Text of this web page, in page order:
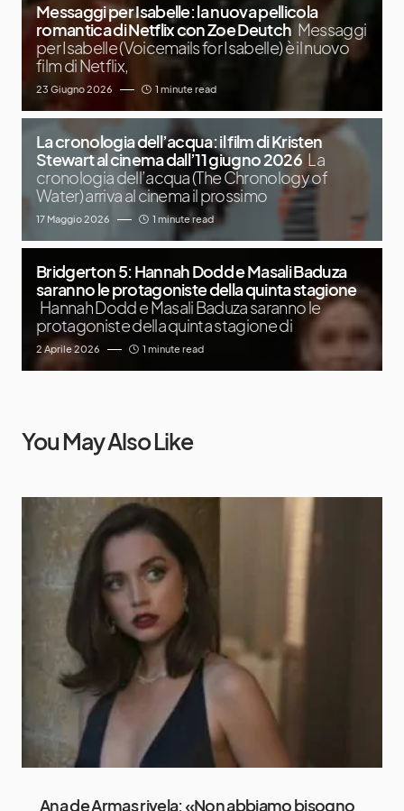
Messaggi per Isabelle: la nuova pellicola
romantica di Netflix con Zoe Deutch Messaggi
per Isabelle (Voicemails for Isabelle) è il nuovo
film di Netflix,
23 Giugno 2026 1 minute read
La cronologia dell’acqua: il film di Kristen
Stewart al cinema dall’11 giugno 2026 La
cronologia dell’acqua (The Chronology of
Water) arriva al cinema il prossimo
17 Maggio 2026 1 minute read
Bridgerton 5: Hannah Dodd e Masali Baduza
saranno le protagoniste della quinta stagione
Hannah Dodd e Masali Baduza saranno le
protagoniste della quinta stagione di
2 Aprile 2026 1 minute read
You May Also Like
Ana de Armas rivela: «Non abbiamo bisogno